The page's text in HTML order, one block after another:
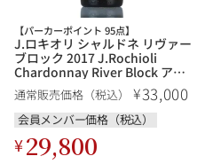
DRC
生産地から探す
フランス
ボルドー
種類で探す
価格帯から探す
【パーカーポイント 95点】
J.ロキオリ シャルドネ リヴァー
ブロック 2017 J.Rochioli
Chardonnay River Block アメ
リカ カリフォルニア 白ワイン
通常販売価格（税込） ¥33,000
会員メンバー価格（税込）
¥29,800